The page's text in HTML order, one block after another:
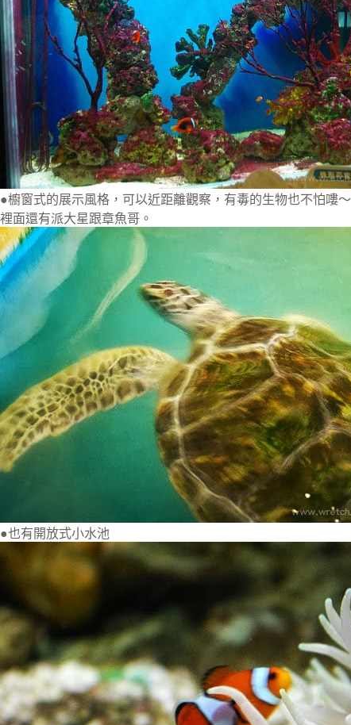
●櫥窗式的展示風格，可以近距離觀察，有毒的生物也不怕嘍～
裡面還有派大星跟章魚哥。
●也有開放式小水池